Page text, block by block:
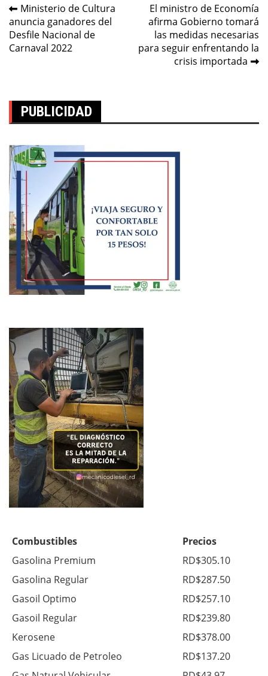
Navegación
de
entradas
Ministerio de Cultura
anuncia ganadores del
Desfile Nacional de
Carnaval 2022
El ministro de Economía
afirma Gobierno tomará
las medidas necesarias
para seguir enfrentando la
crisis importada
PUBLICIDAD
Combustibles
Precios
Gasolina Premium
RD$305.10
Gasolina Regular
RD$287.50
Gasoil Optimo
RD$257.10
Gasoil Regular
RD$239.80
Kerosene
RD$378.00
Gas Licuado de Petroleo
RD$137.20